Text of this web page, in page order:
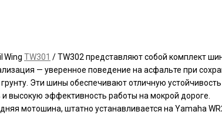
Wing TW301 / TW302 представляют собой комплект
— уверенное поведение на асфальте при
Эти шины обеспечивают отличную
высокую эффективность работы на мокрой дороге.
мотошина, штатно устанавливается на Yamaha